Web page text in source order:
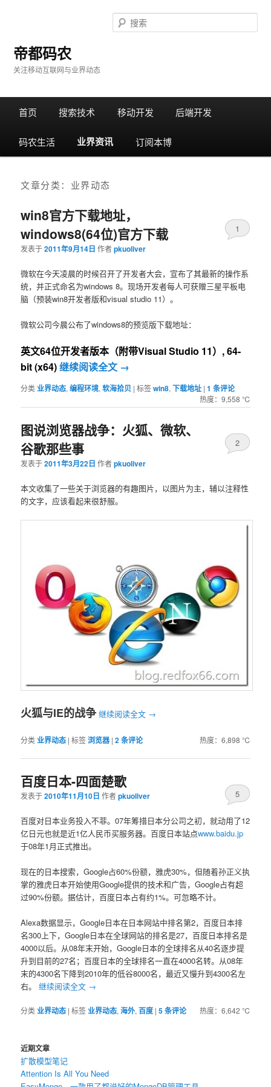
帝都码农
关注移动互联网与业界动态
索
跳
转
文
跳
转
栏
首页 搜索技术 移动开发 后端开发
码农生活 业界资讯 订阅本博
文章分类： 业界动态
win8官方下载地址，
windows8(64位)官方下载
发表于2011年9月14日 作者pkuoliver
1
微软在今天凌晨的时候召开了开发者大会，宣布了其最新的操作系
统，并正式命名为windows 8。现场开发者每人可获赠三星平板电
脑（预装win8开发者版和visual studio 11）。
微软公司今晨公布了windows8的预览版下载地址：
英文64位开发者版本（附带Visual Studio 11）, 64-
bit (x64)继续阅读全文 →
分类业界动态,编程环境,软海拾贝 |标签win8,下载地址 |1 条评论
热度：9,558 ℃
图说浏览器战争：火狐、微软、
谷歌那些事
发表于2011年3月22日 作者pkuoliver
2
本文收集了一些关于浏览器的有趣图片，以图片为主，辅以注释性
的文字，应该看起来很舒服。
火狐与IE的战争 继续阅读全文 →
分类业界动态 |标签浏览器 |2条评论 热度：6,898 ℃
百度日本-四面楚歌
发表于2010年11月10日 作者pkuoliver 5
百度对日本业务投入不菲。07年筹措日本分公司之初，就动用了12
亿日元也就是近1亿人民币买服务器。百度日本站点www.baidu.jp
于08年1月正式推出。
现在的日本搜索，Google占60%份额，雅虎30%，但随着孙正义执
掌的雅虎日本开始使用Google提供的技术和广告，Google占有超
过90%份额。据估计，百度日本占有约1%。可忽略不计。
Alexa数据显示，Google日本在日本网站中排名第2，百度日本排
名300上下，Google日本在全球网站的排名是27，百度日本排名是
4000以后。从08年末开始，Google日本的全球排名从40名逐步提
升到目前的27名；百度日本的全球排名一直在4000名转。从08年
末的4300名下降到2010年的低谷8000名，最近又慢升到4300名左
右。继续阅读全文 →
分类业界动态 |标签业界动态,海外,百度 |5条评论 热度：6,642 ℃
近期文章
扩散模型笔记
Attention Is All You Need